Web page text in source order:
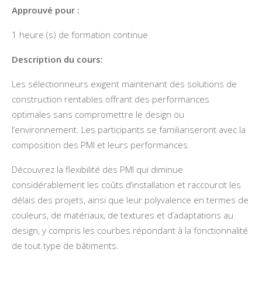
Approuvé pour :
1 heure (s) de formation continue
Description du cours:
Les sélectionneurs exigent maintenant des solutions de
construction rentables offrant des performances
optimales sans compromettre le design ou
l’environnement. Les participants se familiariseront avec la
composition des PMI et leurs performances.
Découvrez la flexibilité des PMI qui diminue
considérablement les coûts d’installation et raccourcit les
délais des projets, ainsi que leur polyvalence en termes de
couleurs, de matériaux, de textures et d’adaptations au
design, y compris les courbes répondant à la fonctionnalité
de tout type de bâtiments.